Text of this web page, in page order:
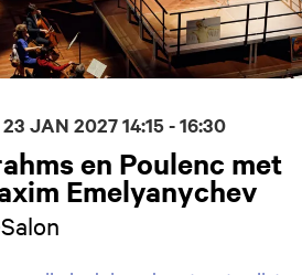
en Poulenc met
Emelyanychev
JAN 202714:15 - 16:30